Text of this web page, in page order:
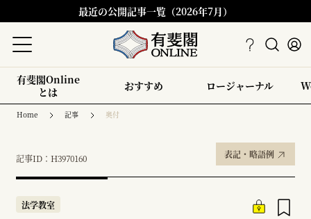
最近の公開記事一覧（2026年7月）
有斐閣Online
とは
おすすめ ロージャーナル
Home 記事 奥付
記事ID：H3970160 表記・略語例
法学教室